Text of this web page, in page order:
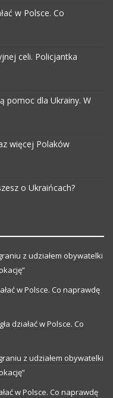
w Polsce. Co
celi. Policjantka
pomoc dla Ukrainy. W
więcej Polaków
o Ukraińcach?
z udziałem obywatelki
w Polsce. Co naprawdę
działać w Polsce. Co
z udziałem obywatelki
w Polsce. Co naprawdę